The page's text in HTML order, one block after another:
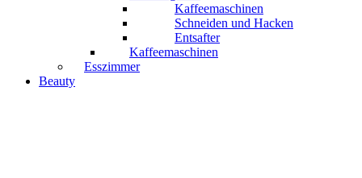
Kaffeemaschinen
Schneiden und Hacken
Entsafter
Kaffeemaschinen
Esszimmer
Beauty